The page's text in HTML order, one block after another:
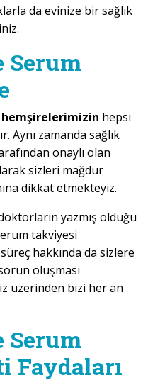
da evinize bir sağlık
Serum
hepsi
Aynı zamanda sağlık
onaylı olan
sizleri mağdur
dikkat etmekteyiz.
yazmış olduğu
takviyesi
hakkında da sizlere
oluşması
üzerinden bizi her an
Serum
Faydaları